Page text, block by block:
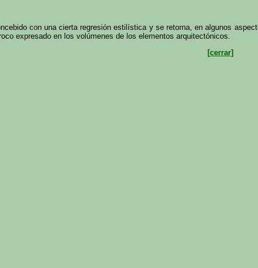
con una cierta regresión estilística y se retorna, en algunos
expresado en los volúmenes de los elementos arquitectónicos.
[cerrar]